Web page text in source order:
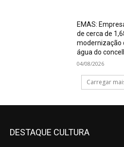
EMAS:
de cerca de
modernização
água do
04/08/2026
Carregar
DESTAQUE CULTURA